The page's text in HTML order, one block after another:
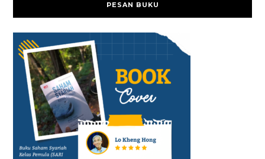
PESAN BUKU